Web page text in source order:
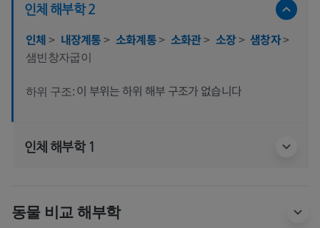
인체 해부학 2
인체> 내장계통> 소화계통> 소화관> 소장> 샘창자>
샘빈창자굽이
하위 구조: 이 부위는 하위 해부 구조가 없습니다
인체 해부학 1
동물 비교 해부학